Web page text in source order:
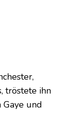
tröstete ihn
und